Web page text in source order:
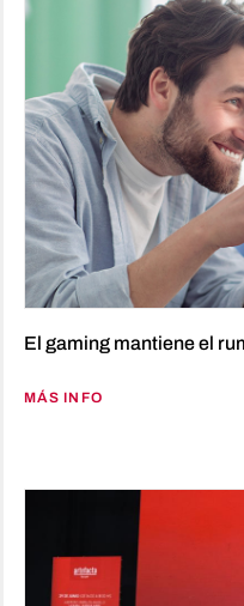
El gaming mantiene el
MÁS INFO